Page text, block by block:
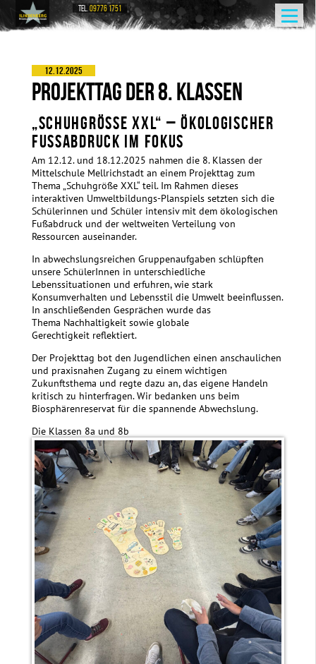
TEL.09776 1751
12.12.2025
PROJEKTTAG DER 8. KLASSEN
„SCHUHGRÖSSE XXL“ – ÖKOLOGISCHER F
USSABDRUCK IM FOKUS
Am 12.12. und 18.12.2025 nahmen die 8. Klassen der
Mittelschule Mellrichstadt an einem Projekttag zum
Thema „Schuhgröße XXL“ teil. Im Rahmen dieses
interaktiven Umweltbildungs-Planspiels setzten sich die
Schülerinnen und Schüler intensiv mit dem ökologischen
Fußabdruck und der weltweiten Verteilung von
Ressourcen auseinander.
In abwechslungsreichen Gruppenaufgaben schlüpften
unsere SchülerInnen in unterschiedliche
Lebenssituationen und erfuhren, wie stark
Konsumverhalten und Lebensstil die Umwelt beeinflussen.
In anschließenden Gesprächen wurde das
Thema Nachhaltigkeit sowie globale
Gerechtigkeit reflektiert.
Der Projekttag bot den Jugendlichen einen anschaulichen
und praxisnahen Zugang zu einem wichtigen
Zukunftsthema und regte dazu an, das eigene Handeln
kritisch zu hinterfragen. Wir bedanken uns beim
Biosphärenreservat für die spannende Abwechslung.
Die Klassen 8a und 8b